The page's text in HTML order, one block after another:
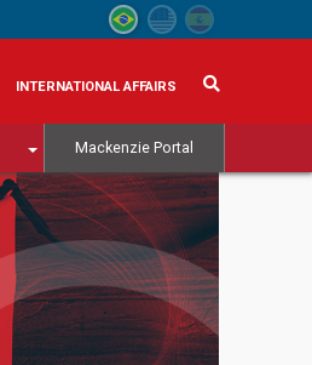
INTERNATIONAL AFFAIRS
Mackenzie Portal